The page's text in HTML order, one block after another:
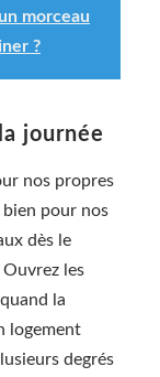
morceau
?
journée
nos propres
pour nos
dès le
les
la
logement
degrés